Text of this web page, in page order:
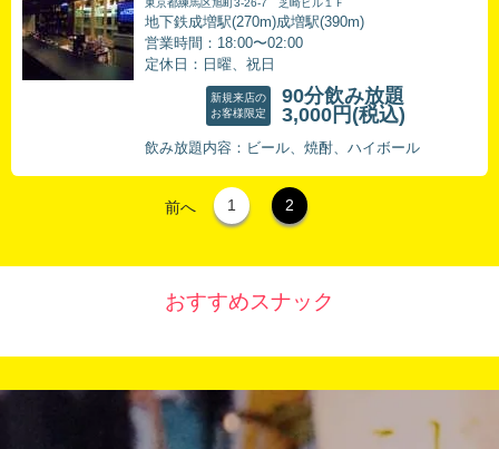
東京都練馬区旭町3-26-7 芝崎ビル１Ｆ
地下鉄成増駅(270m)成増駅(390m)
営業時間：18:00〜02:00
定休日：日曜、祝日
新規来店の
お客様限定
90分飲み放題
3,000円 (税込)
飲み放題内容：ビール、焼酎、ハイボール
前へ 1 2
おすすめスナック